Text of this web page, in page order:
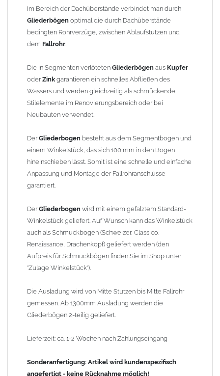
finden Sie im Shop unter "Zulage Winkelstück").
Die Ausladung wird von Mitte Stutzen bis Mitte Fallrohr
gemessen. Ab 1300mm Ausladung werden die Gliederbögen 2-
Lieferzeit: ca. 1-2 Wochen nach Zahlungseingang
Sonderanfertigung: Artikel wird kundenspezifisch angefertigt -
keine Rücknahme möglich!
Im Bereich der Dachüberstände verbindet man durch
Gliederbögen optimal die durch Dachüberstände
bedingten Rohrverzüge, zwischen Ablaufstutzen und
dem Fallrohr.
Die in Segmenten verlöteten Gliederbögen aus Kupfer
oderZink garantieren ein schnelles Abfließen des
Wassers und werden gleichzeitig als schmückende
Stilelemente im Renovierungsbereich oder bei
Neubauten verwendet.
DerGliederbogen besteht aus dem Segmentbogen und
einem Winkelstück, das sich 100 mm in den Bogen
hineinschieben lässt. Somit ist eine schnelle und einfache
Anpassung und Montage der Fallrohranschlüsse
garantiert.
DerGliederbogen wird mit einem gefalztem Standard-
Winkelstück geliefert. Auf Wunsch kann das Winkelstück
auch als Schmuckbogen (Schweizer, Classico,
Renaissance, Drachenkopf) geliefert werden (den
Aufpreis für Schmuckbögen finden Sie im Shop unter
"Zulage Winkelstück").
Die Ausladung wird von Mitte Stutzen bis Mitte Fallrohr
gemessen. Ab 1300mm Ausladung werden die
Gliederbögen 2-teilig geliefert.
Lieferzeit: ca. 1-2 Wochen nach Zahlungseingang
Sonderanfertigung: Artikel wird kundenspezifisch
angefertigt - keine Rücknahme möglich!